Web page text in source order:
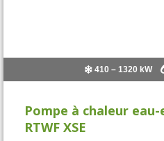
410 – 1320 kW
Pompe à chaleur
RTWF XSE